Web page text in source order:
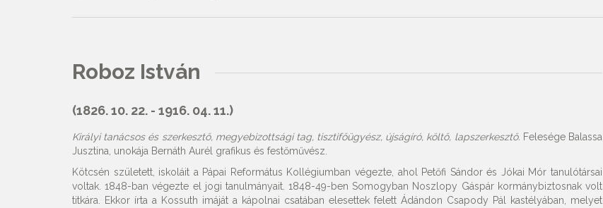
Roboz István
(1826. 10. 22. - 1916. 04. 11.)
Királyi tanácsos és szerkesztő, megyebizottsági tag, tisztifőügyész, újságíró, költő, lapszerkesztő. Felesége Balassa
Jusztina, unokája Bernáth Aurél grafikus és festőművész.
Kötcsén született, iskoláit a Pápai Református Kollégiumban végezte, ahol Petőfi Sándor és Jókai Mór tanulótársai
voltak. 1848-ban végezte el jogi tanulmányait. 1848-49-ben Somogyban Noszlopy Gáspár kormánybiztosnak volt
titkára. Ekkor írta a Kossuth imáját a kápolnai csatában elesettek felett Ádándon Csapody Pál kastélyában, melyet